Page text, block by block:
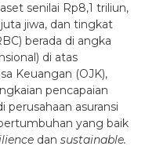
senilai Rp8,1 triliun,
jiwa, dan tingkat
berada di angka
di atas
Keuangan (OJK),
pencapaian
asuransi
yang baik
dan sustainable.